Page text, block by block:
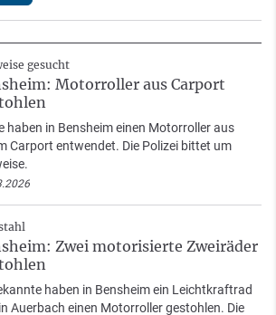
gesucht
Motorroller aus Carport
haben in Bensheim einen Motorroller aus
Carport entwendet. Die Polizei bittet um
Zwei motorisierte Zweiräder
haben in Bensheim ein Leichtkraftrad
Auerbach einen Motorroller gestohlen. Die